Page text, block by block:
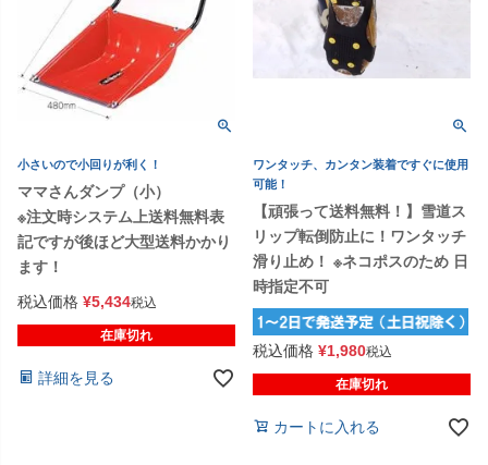
小さいので小回りが利く！
ママさんダンプ（小）
※注文時システム上送料無料表
記ですが後ほど大型送料かかり
ます！
税込価格 ¥5,434税込
在庫切れ
詳細を見る
ワンタッチ、カンタン装着ですぐに使用
可能！
【頑張って送料無料！】雪道ス
リップ転倒防止に！ワンタッチ
滑り止め！ ※ネコポスのため 日
時指定不可
税込価格 ¥1,980税込
在庫切れ
カートに入れる